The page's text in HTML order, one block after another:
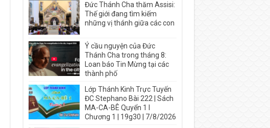
Đức Thánh Cha thăm Assisi:
Thế giới đang tìm kiếm
những vị thánh giữa các con
Ý cầu nguyện của Đức
Thánh Cha trong tháng 8:
Loan báo Tin Mừng tại các
thành phố
Lớp Thánh Kinh Trực Tuyến
ĐC Stephano Bài 222 | Sách
MA-CA-BÊ Quyển 1 I
Chương 1 | 19g30 | 7/8/2026